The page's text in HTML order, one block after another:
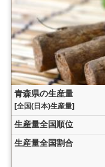
青森県の生産量
[全国(日本)生産量]
生産量全国順位
生産量全国割合